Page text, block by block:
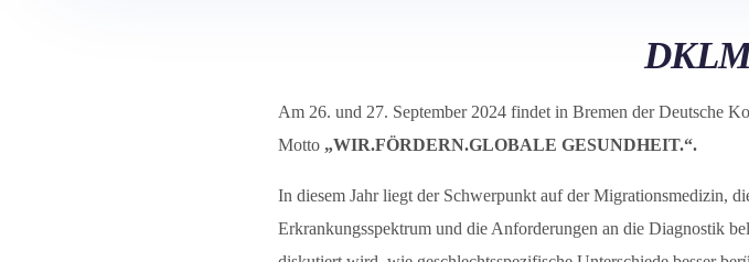
Am 26. und 27. September 2024 findet in Bremen der Deutsche
Motto „WIR.FÖRDERN.GLOBALE GESUNDHEIT.“.
In diesem Jahr liegt der Schwerpunkt auf der Migrationsmedizin,
Erkrankungsspektrum und die Anforderungen an die Diagnostik